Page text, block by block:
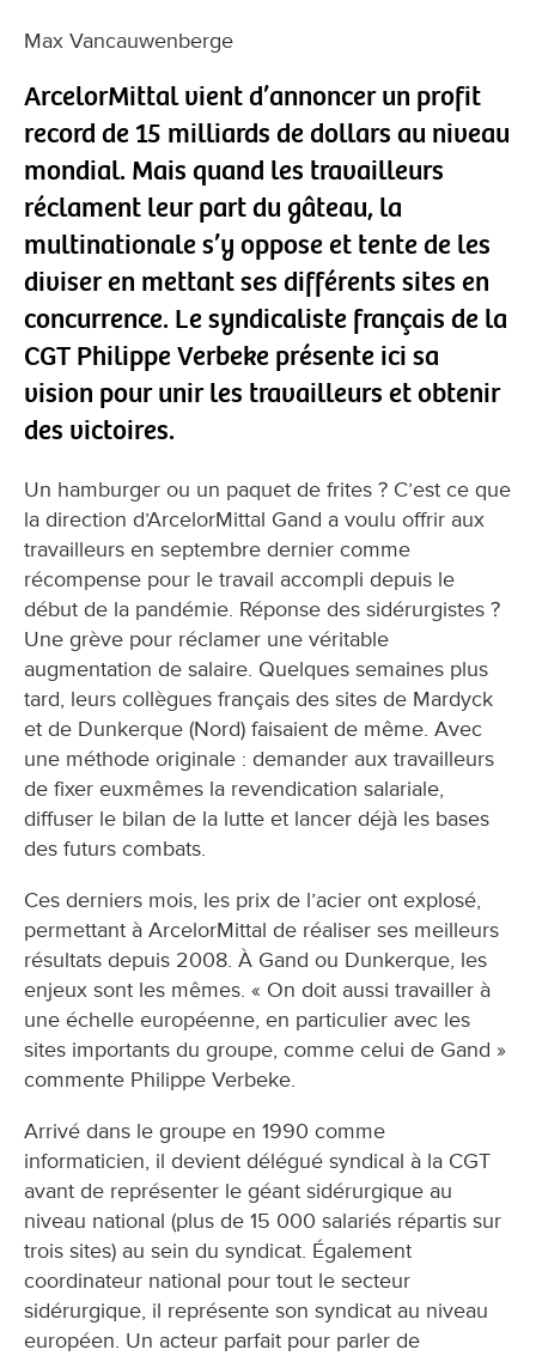
Max Vancauwenberge
ArcelorMittal vient d’annoncer un profit
record de 15 milliards de dollars au niveau
mondial. Mais quand les travailleurs
réclament leur part du gâteau, la
multinationale s’y oppose et tente de les
diviser en mettant ses différents sites en
concurrence. Le syndicaliste français de la
CGT Philippe Verbeke présente ici sa
vision pour unir les travailleurs et obtenir
des victoires.
Un hamburger ou un paquet de frites ? C’est ce que
la direction d’ArcelorMittal Gand a voulu offrir aux
travailleurs en septembre dernier comme
récompense pour le travail accompli depuis le
début de la pandémie. Réponse des sidérurgistes ?
Une grève pour réclamer une véritable
augmentation de salaire. Quelques semaines plus
tard, leurs collègues français des sites de Mardyck
et de Dunkerque (Nord) faisaient de même. Avec
une méthode originale : demander aux travailleurs
de fixer euxmêmes la revendication salariale,
diffuser le bilan de la lutte et lancer déjà les bases
des futurs combats.
Ces derniers mois, les prix de l’acier ont explosé,
permettant à ArcelorMittal de réaliser ses meilleurs
résultats depuis 2008. À Gand ou Dunkerque, les
enjeux sont les mêmes. « On doit aussi travailler à
une échelle européenne, en particulier avec les
sites importants du groupe, comme celui de Gand »
commente Philippe Verbeke.
Arrivé dans le groupe en 1990 comme
informaticien, il devient délégué syndical à la CGT
avant de représenter le géant sidérurgique au
niveau national (plus de 15 000 salariés répartis sur
trois sites) au sein du syndicat. Également
coordinateur national pour tout le secteur
sidérurgique, il représente son syndicat au niveau
européen. Un acteur parfait pour parler de